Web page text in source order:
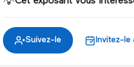
Discuter
Suivez-le Invitez-le